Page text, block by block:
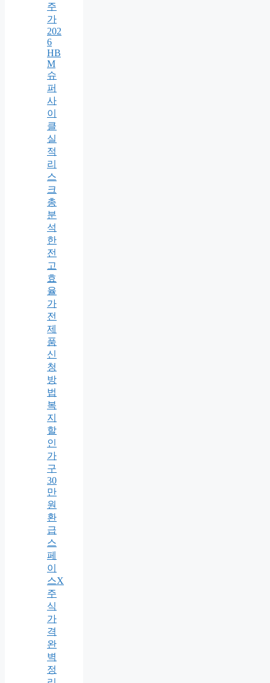
주
가
202
6
HB
M
슈
퍼
사
이
클
실
적
리
스
크
총
분
석
한
전
고
효
율
가
전
제
품
신
청
방
법
복
지
할
인
가
구
30
만
원
환
급
스
페
이
스X
주
식
가
격
완
벽
정